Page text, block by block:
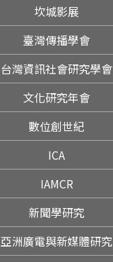
坎城影展
臺灣傳播學會
台灣資訊社會研究學會
文化研究年會
數位創世紀
ICA
IAMCR
新聞學研究
亞洲廣電與新媒體研究